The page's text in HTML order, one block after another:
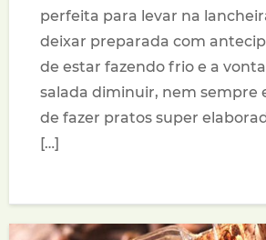
perfeita para levar na
deixar preparada com
de estar fazendo frio e a
salada diminuir, nem sempre
de fazer pratos super
[…]